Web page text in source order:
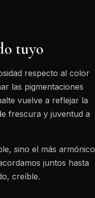
tuyo
respecto al color
las pigmentaciones
vuelve a reflejar la
frescura y juventud a
sino el más armónico
juntos hasta
creíble.